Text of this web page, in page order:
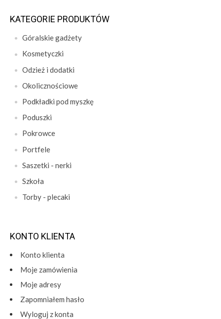
KATEGORIE PRODUKTÓW
Góralskie gadżety
Kosmetyczki
Odzież i dodatki
Okolicznościowe
Podkładki pod myszkę
Poduszki
Pokrowce
Portfele
Saszetki - nerki
Szkoła
Torby - plecaki
KONTO KLIENTA
Konto klienta
Moje zamówienia
Moje adresy
Zapomniałem hasło
Wyloguj z konta